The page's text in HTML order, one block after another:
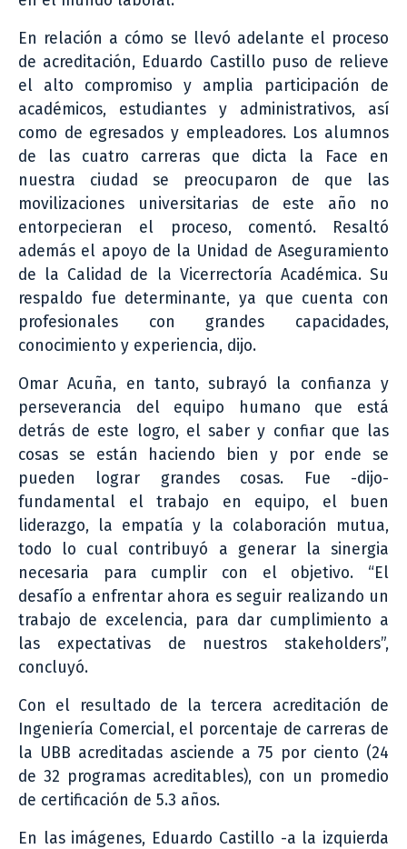
En relación a cómo se llevó adelante el proceso
de acreditación, Eduardo Castillo puso de relieve
el alto compromiso y amplia participación de
académicos, estudiantes y administrativos, así
como de egresados y empleadores. Los alumnos
de las cuatro carreras que dicta la Face en
nuestra ciudad se preocuparon de que las
movilizaciones universitarias de este año no
entorpecieran el proceso, comentó. Resaltó
además el apoyo de la Unidad de Aseguramiento
de la Calidad de la Vicerrectoría Académica. Su
respaldo fue determinante, ya que cuenta con
profesionales con grandes capacidades,
conocimiento y experiencia, dijo.
Omar Acuña, en tanto, subrayó la confianza y
perseverancia del equipo humano que está
detrás de este logro, el saber y confiar que las
cosas se están haciendo bien y por ende se
pueden lograr grandes cosas. Fue -dijo-
fundamental el trabajo en equipo, el buen
liderazgo, la empatía y la colaboración mutua,
todo lo cual contribuyó a generar la sinergia
necesaria para cumplir con el objetivo. “El
desafío a enfrentar ahora es seguir realizando un
trabajo de excelencia, para dar cumplimiento a
las expectativas de nuestros stakeholders”,
concluyó.
Con el resultado de la tercera acreditación de
Ingeniería Comercial, el porcentaje de carreras de
la UBB acreditadas asciende a 75 por ciento (24
de 32 programas acreditables), con un promedio
de certificación de 5.3 años.
En las imágenes, Eduardo Castillo -a la izquierda